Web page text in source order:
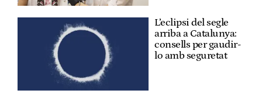
L’eclipsi del segle
arriba a Catalunya:
consells per gaudir-
lo amb seguretat